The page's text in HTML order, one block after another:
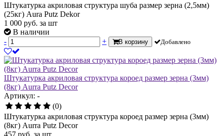
Штукатурка акриловая структура шуба размер зерна (2,5мм)
(25кг) Aura Putz Dekor
1 000 руб. за шт
В наличии
-
+ В корзину Добавлено
Штукатурка акриловая структура короед размер зерна (3мм)
(8кг) Aurra Putz Decor
Артикул: -
(0)
Штукатурка акриловая структура короед размер зерна (3мм)
(8кг) Aurra Putz Decor
457 руб. за шт